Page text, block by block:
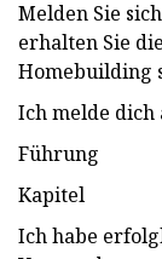
Melden Sie
erhalten Sie
Homebuilding
Ich melde dich
Führung
Kapitel
Ich habe